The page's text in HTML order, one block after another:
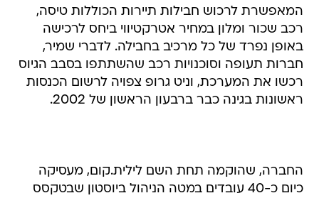
המאפשרת לרכוש חבילות תיירות הכוללות טיסה,
רכב שכור ומלון במחיר אטרקטיווי ביחס לרכישה
באופן נפרד של כל מרכיב בחבילה. לדברי שמיר,
חברות תעופה וסוכנויות רכב שהשתתפו בסבב הגיוס
רכשו את המערכת, וניט גרופ צפויה לרשום הכנסות
ראשונות בגינה כבר ברבעון הראשון של 2002.
החברה, שהוקמה תחת השם לילית.קום, מעסיקה
כיום כ-40 עובדים במטה הניהול ביוסטון שבטקסס